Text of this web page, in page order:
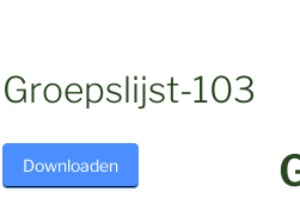
Groepslijst-103
Downloaden